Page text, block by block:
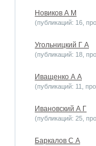
Новиков А М
(публикаций: 16,
Угольницкий Г А
(публикаций: 18,
Иващенко А А
(публикаций: 11,
Ивановский А Г
(публикаций: 25,
Баркалов С А